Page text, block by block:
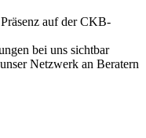
auf der CKB-
bei uns sichtbar
Netzwerk an Beratern